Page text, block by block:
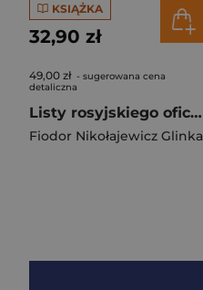
KSIĄŻKA
32,90 zł
49,00 zł - sugerowana cena
detaliczna
Listy rosyjskiego oficera o Polsce BR
Fiodor Nikołajewicz Glinka